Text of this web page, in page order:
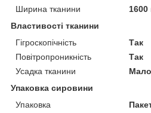
Ширина тканини
Властивості тканини
Гігроскопічність
Так
Повітропроникність
Так
Усадка тканини
Упаковка сировини
Упаковка